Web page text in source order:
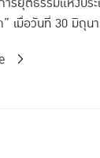
” เมื่อวันที่ 30 มิถุ